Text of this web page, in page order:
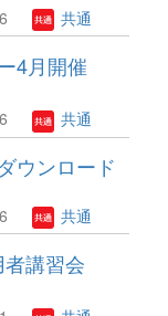
共通
4月開催
共通
ウンロード
共通
講習会